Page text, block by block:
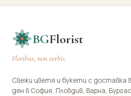
BGFlorist
Floribus, non verbis.
Свежи цветя и букети с доставка
ден в София, Пловдив, Варна,